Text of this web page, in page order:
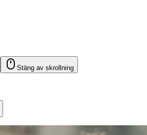
Stäng av skrollning